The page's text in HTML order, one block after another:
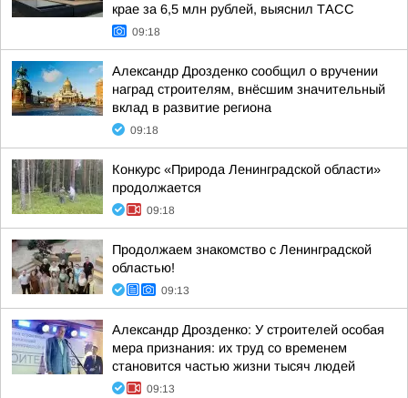
крае за 6,5 млн рублей, выяснил ТАСС
09:18
Александр Дрозденко сообщил о вручении
наград строителям, внёсшим значительный
вклад в развитие региона
09:18
Конкурс «Природа Ленинградской области»
продолжается
09:18
Продолжаем знакомство с Ленинградской
областью!
09:13
Александр Дрозденко: У строителей особая
мера признания: их труд со временем
становится частью жизни тысяч людей
09:13